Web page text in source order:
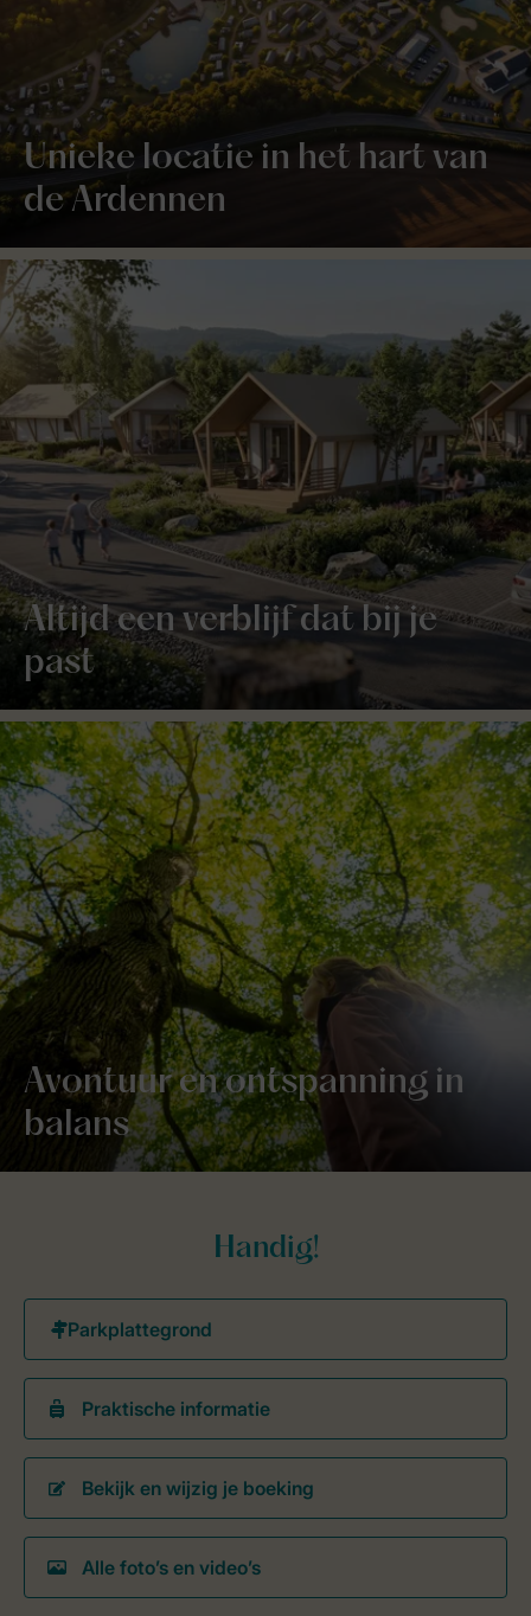
Unieke locatie in het hart van
de Ardennen
Altijd een verblijf dat bij je
past
Avontuur en ontspanning in
balans
Handig!
Praktische informatie
Bekijk en wijzig je boeking
Alle foto’s en video’s